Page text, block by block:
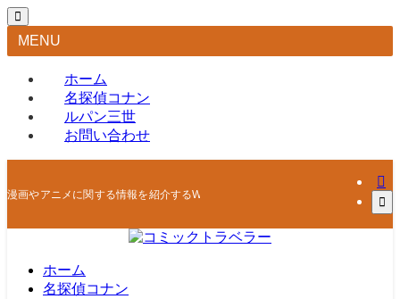
MENU
ホーム
名探偵コナン
ルパン三世
お問い合わせ
漫画やアニメに関する情報を紹介するWEBマガジン
ホーム
名探偵コナン